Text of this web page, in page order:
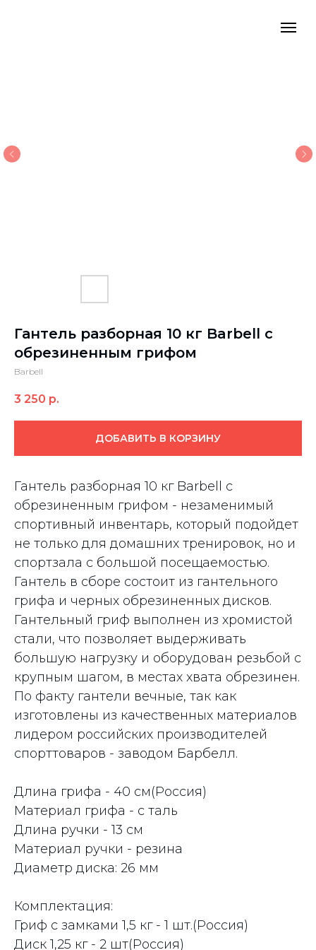
Гантель разборная 10 кг Barbell c
обрезиненным грифом
Barbell
3 250 р.
ДОБАВИТЬ В КОРЗИНУ
Гантель разборная 10 кг Barbell c
обрезиненным грифом - незаменимый
спортивный инвентарь, который подойдет
не только для домашних тренировок, но и
спортзала с большой посещаемостью.
Гантель в cборе состоит из гантельного
грифа и черных обрезиненных дисков.
Гантельный гриф выполнен из хромистой
стали, что позволяет выдерживать
большую нагрузку и оборудован резьбой с
крупным шагом, в местах хвата обрезинен.
По факту гантели вечные, так как
изготовлены из качественных материалов
лидером российских производителей
спорттоваров - заводом Барбелл.
Длина грифа - 40 cм(Россия)
Материал грифа - с таль
Длина ручки - 13 cм
Материал ручки - резина
Диаметр диска: 26 мм
Комплектация:
Гриф с замками 1,5 кг - 1 шт.(Россия)
Диск 1,25 кг - 2 шт(Россия)